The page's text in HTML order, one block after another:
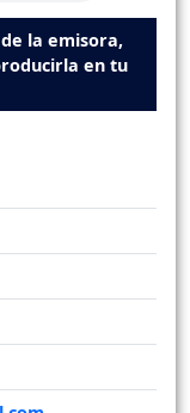
la emisora,
en tu